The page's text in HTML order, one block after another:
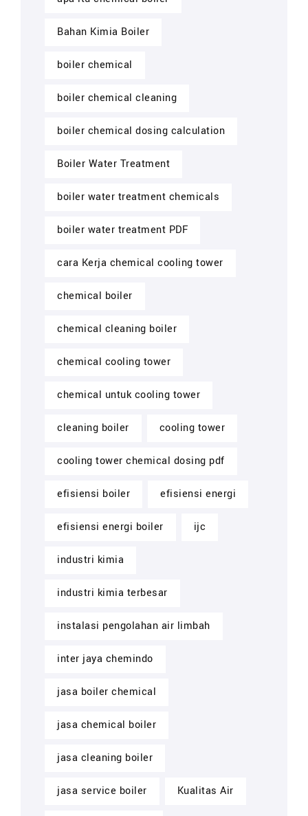
Bahan Kimia Boiler
boiler chemical
boiler chemical cleaning
boiler chemical dosing calculation
Boiler Water Treatment
boiler water treatment chemicals
boiler water treatment PDF
cara Kerja chemical cooling tower
chemical boiler
chemical cleaning boiler
chemical cooling tower
chemical untuk cooling tower
cleaning boiler cooling tower
cooling tower chemical dosing pdf
efisiensi boiler efisiensi energi
efisiensi energi boiler ijc
industri kimia
industri kimia terbesar
instalasi pengolahan air limbah
inter jaya chemindo
jasa boiler chemical
jasa chemical boiler
jasa cleaning boiler
jasa service boiler Kualitas Air